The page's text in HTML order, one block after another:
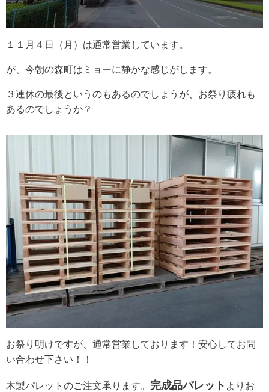
１１月４日（月）は通常営業しています。
が、今朝の森町はミョーに静かな感じがします。
３連休の最後というのもあるのでしょうが、お祭り疲れも
あるのでしょうか？
お祭り明けですが、通常営業しております！安心してお問
い合わせ下さい！！
木製パレットのご注文承ります。 完成品パレット よりお